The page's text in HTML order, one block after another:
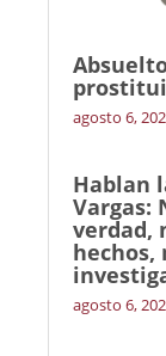
agosto 6,
Hablan
Vargas:
verdad,
hechos,
agosto 6,